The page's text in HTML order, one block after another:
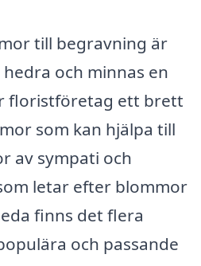
till begravning är
och minnas en
floristföretag ett brett
som kan hjälpa till
av sympati och
letar efter blommor
finns det flera
och passande